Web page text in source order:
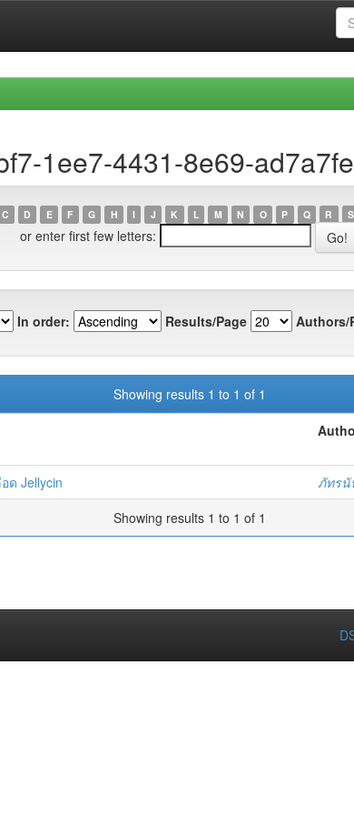
1ee7-4431-8e69-
C D E F G H I J K L M N O P Q R S
or enter first few letters:
In order: Results/Page Authors/
Showing results 1 to 1 of 1
ด Jellycin
ภัทรนั
Showing results 1 to 1 of 1